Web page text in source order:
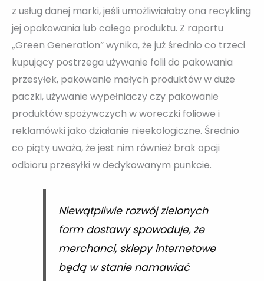
z usług danej marki, jeśli umożliwiałaby ona recykling
jej opakowania lub całego produktu. Z raportu
„Green Generation” wynika, że już średnio co trzeci
kupujący postrzega używanie folii do pakowania
przesyłek, pakowanie małych produktów w duże
paczki, używanie wypełniaczy czy pakowanie
produktów spożywczych w woreczki foliowe i
reklamówki jako działanie nieekologiczne. Średnio
co piąty uważa, że jest nim również brak opcji
odbioru przesyłki w dedykowanym punkcie.
Niewątpliwie rozwój zielonych
form dostawy spowoduje, że
merchanci, sklepy internetowe
będą w stanie namawiać